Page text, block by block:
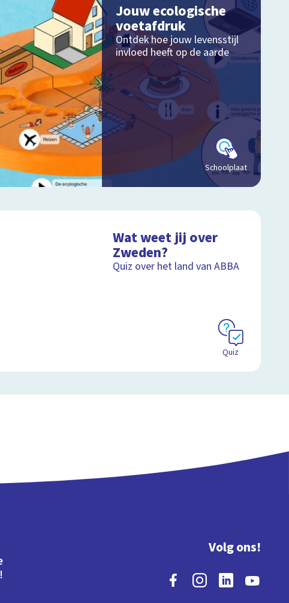
Jouw ecologische
voetafdruk
Ontdek hoe jouw levensstijl
invloed heeft op de aarde
Schoolplaat
Wat weet jij over
Zweden?
Quiz over het land van ABBA
Quiz
Volg ons!